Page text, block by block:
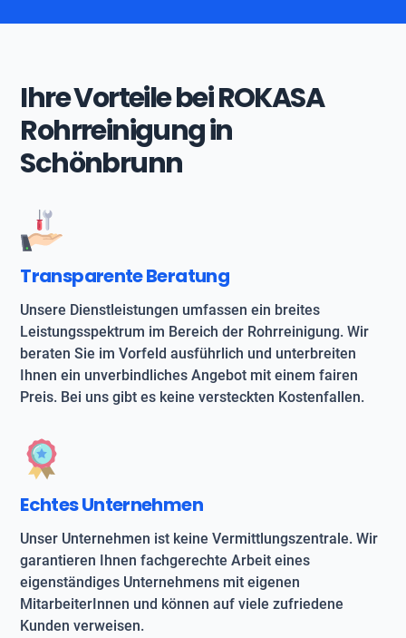
Ihre Vorteile bei ROKASA
Rohrreinigung in
Schönbrunn
Transparente Beratung
Unsere Dienstleistungen umfassen ein breites
Leistungsspektrum im Bereich der Rohrreinigung. Wir
beraten Sie im Vorfeld ausführlich und unterbreiten
Ihnen ein unverbindliches Angebot mit einem fairen
Preis. Bei uns gibt es keine versteckten Kostenfallen.
Echtes Unternehmen
Unser Unternehmen ist keine Vermittlungszentrale. Wir
garantieren Ihnen fachgerechte Arbeit eines
eigenständiges Unternehmens mit eigenen
MitarbeiterInnen und können auf viele zufriedene
Kunden verweisen.